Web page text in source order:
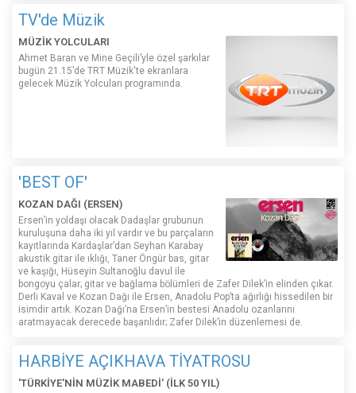
TV'de Müzik
MÜZİK YOLCULARI
Ahmet Baran ve Mine Geçili’yle özel şarkılar
bugün 21.15’de TRT Müzik'te ekranlara
gelecek Müzik Yolcuları programında.
'BEST OF'
KOZAN DAĞI (ERSEN)
Ersen’in yoldaşı olacak Dadaşlar grubunun
kuruluşuna daha iki yıl vardır ve bu parçaların
kayıtlarında Kardaşlar’dan Seyhan Karabay
akustik gitar ile ıklığı, Taner Öngür bas, gitar
ve kaşığı, Hüseyin Sultanoğlu davul ile
bongoyu çalar; gitar ve bağlama bölümleri de Zafer Dilek’in elinden çıkar.
Derli Kaval ve Kozan Dağı ile Ersen, Anadolu Pop’ta ağırlığı hissedilen bir
isimdir artık. Kozan Dağı’na Ersen’in bestesi Anadolu ozanlarını
aratmayacak derecede başarılıdır; Zafer Dilek’in düzenlemesi de.
HARBİYE AÇIKHAVA TİYATROSU
'TÜRKİYE'NİN MÜZİK MABEDİ' (İLK 50 YIL)